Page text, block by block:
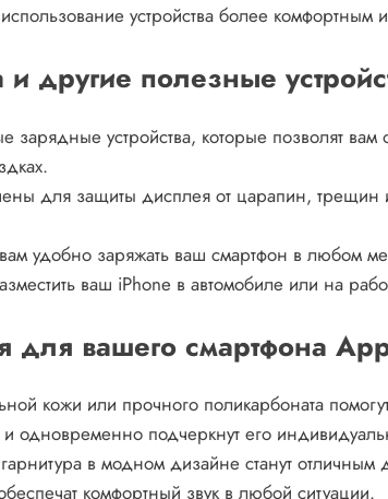
устройства более комфортным
другие полезные
зарядные устройства, которые позволят вам
для защиты дисплея от царапин, трещин
удобно заряжать ваш смартфон в любом
ваш iPhone в автомобиле или на
для вашего смартфона
кожи или прочного поликарбоната
одновременно подчеркнут его
в модном дизайне станут
комфортный звук в любой ситуации.